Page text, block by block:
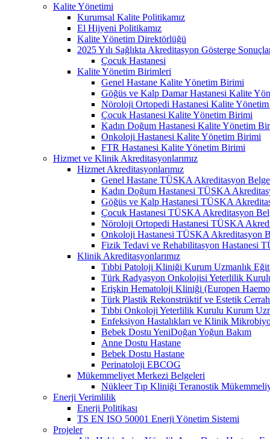
Kalite Yönetimi
Kurumsal Kalite Politikamız
El Hijyeni Politikamız
Kalite Yönetim Direktörlüğü
2025 Yılı Sağlıkta Akreditasyon Gösterge
Çocuk Hastanesi
Kalite Yönetim Birimleri
Genel Hastane Kalite Yönetim Birimi
Göğüs ve Kalp Damar Hastanesi Kalite
Nöroloji Ortopedi Hastanesi Kalite
Çocuk Hastanesi Kalite Yönetim Birimi
Kadın Doğum Hastanesi Kalite Yönetim
Onkoloji Hastanesi Kalite Yönetim Birimi
FTR Hastanesi Kalite Yönetim Birimi
Hizmet ve Klinik Akreditasyonlarımız
Hizmet Akreditasyonlarımız
Genel Hastane TÜSKA Akreditasyon
Kadın Doğum Hastanesi TÜSKA
Göğüs ve Kalp Hastanesi TÜSKA
Çocuk Hastanesi TÜSKA Akreditasyon
Nöroloji Ortopedi Hastanesi TÜSKA
Onkoloji Hastanesi TÜSKA Akreditasyon
Fizik Tedavi ve Rehabilitasyon Hastanesi
Klinik Akreditasyonlarımız
Tıbbi Patoloji Kliniği Kurum Uzmanlık
Türk Radyasyon Onkolojisi Yeterlilik
Erişkin Hematoloji Kliniği (Europen
Türk Plastik Rekonstrüktif ve Estetik
Tıbbi Onkoloji Yeterlilik Kurulu Kurum
Enfeksiyon Hastalıkları ve Klinik
Bebek Dostu YeniDoğan Yoğun Bakım
Anne Dostu Hastane
Bebek Dostu Hastane
Perinatoloji EBCOG
Mükemmeliyet Merkezi Belgeleri
Nükleer Tıp Kliniği Teranostik
Enerji Verimlilik
Enerji Politikası
TS EN ISO 50001 Enerji Yönetim Sistemi
Projeler